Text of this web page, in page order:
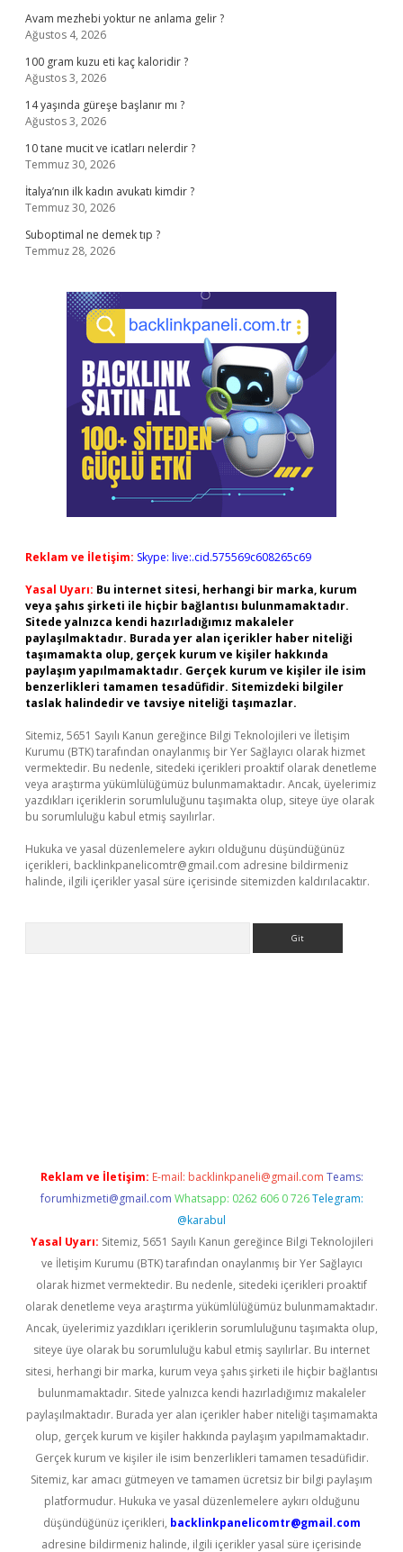
Avam mezhebi yoktur ne anlama gelir ?
Ağustos 4, 2026
100 gram kuzu eti kaç kaloridir ?
Ağustos 3, 2026
14 yaşında güreşe başlanır mı ?
Ağustos 3, 2026
10 tane mucit ve icatları nelerdir ?
Temmuz 30, 2026
İtalya’nın ilk kadın avukatı kimdir ?
Temmuz 30, 2026
Suboptimal ne demek tıp ?
Temmuz 28, 2026
Reklam ve İletişim: Skype: live:.cid.575569c608265c69
Yasal Uyarı: Bu internet sitesi, herhangi bir marka, kurum
veya şahıs şirketi ile hiçbir bağlantısı bulunmamaktadır.
Sitede yalnızca kendi hazırladığımız makaleler
paylaşılmaktadır. Burada yer alan içerikler haber niteliği
taşımamakta olup, gerçek kurum ve kişiler hakkında
paylaşım yapılmamaktadır. Gerçek kurum ve kişiler ile isim
benzerlikleri tamamen tesadüfidir. Sitemizdeki bilgiler
taslak halindedir ve tavsiye niteliği taşımazlar.
Sitemiz, 5651 Sayılı Kanun gereğince Bilgi Teknolojileri ve İletişim
Kurumu (BTK) tarafından onaylanmış bir Yer Sağlayıcı olarak hizmet
vermektedir. Bu nedenle, sitedeki içerikleri proaktif olarak denetleme
veya araştırma yükümlülüğümüz bulunmamaktadır. Ancak, üyelerimiz
yazdıkları içeriklerin sorumluluğunu taşımakta olup, siteye üye olarak
bu sorumluluğu kabul etmiş sayılırlar.
Hukuka ve yasal düzenlemelere aykırı olduğunu düşündüğünüz
içerikleri, backlinkpanelicomtr@gmail.com adresine bildirmeniz
halinde, ilgili içerikler yasal süre içerisinde sitemizden kaldırılacaktır.
Reklam ve İletişim: E-mail: backlinkpaneli@gmail.com Teams:
forumhizmeti@gmail.com Whatsapp: 0262 606 0 726 Telegram:
@karabul
Yasal Uyarı: Sitemiz, 5651 Sayılı Kanun gereğince Bilgi Teknolojileri
ve İletişim Kurumu (BTK) tarafından onaylanmış bir Yer Sağlayıcı
olarak hizmet vermektedir. Bu nedenle, sitedeki içerikleri proaktif
olarak denetleme veya araştırma yükümlülüğümüz bulunmamaktadır.
Ancak, üyelerimiz yazdıkları içeriklerin sorumluluğunu taşımakta olup,
siteye üye olarak bu sorumluluğu kabul etmiş sayılırlar. Bu internet
sitesi, herhangi bir marka, kurum veya şahıs şirketi ile hiçbir bağlantısı
bulunmamaktadır. Sitede yalnızca kendi hazırladığımız makaleler
paylaşılmaktadır. Burada yer alan içerikler haber niteliği taşımamakta
olup, gerçek kurum ve kişiler hakkında paylaşım yapılmamaktadır.
Gerçek kurum ve kişiler ile isim benzerlikleri tamamen tesadüfidir.
Sitemiz, kar amacı gütmeyen ve tamamen ücretsiz bir bilgi paylaşım
platformudur. Hukuka ve yasal düzenlemelere aykırı olduğunu
düşündüğünüz içerikleri, backlinkpanelicomtr@gmail.com
adresine bildirmeniz halinde, ilgili içerikler yasal süre içerisinde